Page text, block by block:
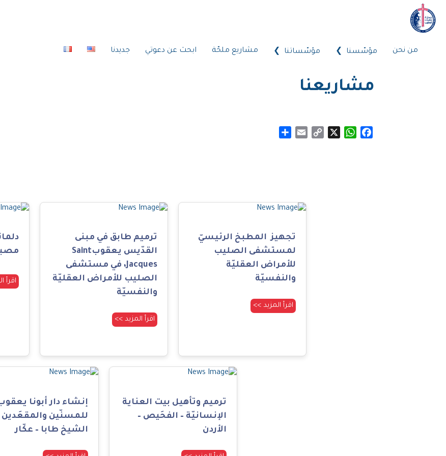
من نحن مؤسّسنا مؤسّساتنا مشاريع ملحّة ابحث عن دعوتي جديدنا
مشاريعنا
Facebook
WhatsApp
Copy
Email
تجهيز المطبخ الرئيسيّ
لمستشفى الصليب
للأمراض العقليّة
والنفسيّة
اقرأ المزيد >>
ترميم طابق في مبنى
القدّيس يعقوبSaint
Jacques، في مستشفى
الصليب للأمراض العقليّة
والنفسيّة
اقرأ المزيد >>
اقرأ
ترميم وتأهيل بيت العناية
الإنسانيّة – الفحَيص –
الأردن
إنشاء دار أبونا
للمسنّين والمقعَدين
الشيخ طابا – عكّار